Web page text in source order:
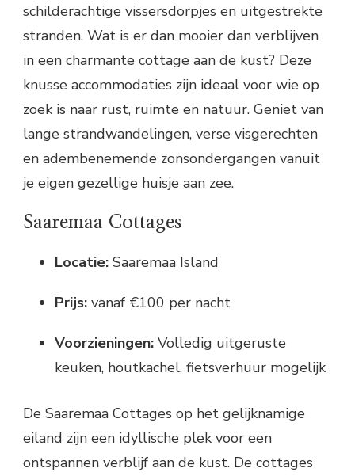
schilderachtige vissersdorpjes en uitgestrekte
stranden. Wat is er dan mooier dan verblijven
in een charmante cottage aan de kust? Deze
knusse accommodaties zijn ideaal voor wie op
zoek is naar rust, ruimte en natuur. Geniet van
lange strandwandelingen, verse visgerechten
en adembenemende zonsondergangen vanuit
je eigen gezellige huisje aan zee.
Saaremaa Cottages
Locatie: Saaremaa Island
Prijs: vanaf €100 per nacht
Voorzieningen: Volledig uitgeruste
keuken, houtkachel, fietsverhuur mogelijk
De Saaremaa Cottages op het gelijknamige
eiland zijn een idyllische plek voor een
ontspannen verblijf aan de kust. De cottages